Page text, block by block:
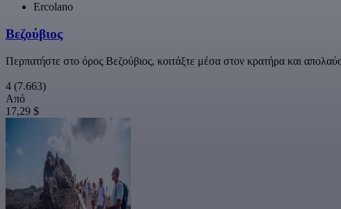
Ercolano
Βεζούβιος
Περπατήστε στο όρος Βεζούβιος, κοιτάξτε μέσα στον κρατήρα και
4 (7.663)
Από
17,29 $